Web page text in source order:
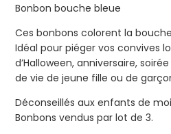
Bonbon bouche bleue
Ces bonbons colorent la
Idéal pour piéger vos convives
d’Halloween, anniversaire,
de vie de jeune fille ou de
Déconseillés aux enfants de
Bonbons vendus par lot de 3.